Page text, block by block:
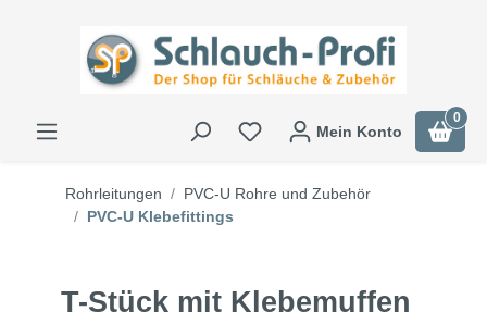
Mein Konto
0
Rohrleitungen
PVC-U Rohre und Zubehör
PVC-U Klebefittings
T-Stück mit Klebemuffen